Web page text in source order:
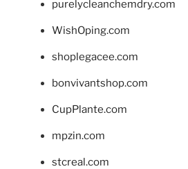
purelycleanchemdry.com
WishOping.com
shoplegacee.com
bonvivantshop.com
CupPlante.com
mpzin.com
stcreal.com